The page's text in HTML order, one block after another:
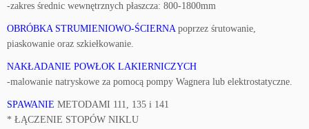
-zakres średnic wewnętrznych płaszcza: 800-1800mm
OBRÓBKA STRUMIENIOWO-ŚCIERNApoprzez śrutowanie,
piaskowanie oraz szkiełkowanie.
NAKŁADANIE POWŁOK LAKIERNICZYCH
-malowanie natryskowe za pomocą pompy Wagnera lub elektrostatyczne.
SPAWANIE METODAMI 111, 135 i 141
* ŁĄCZENIE STOPÓW NIKLU